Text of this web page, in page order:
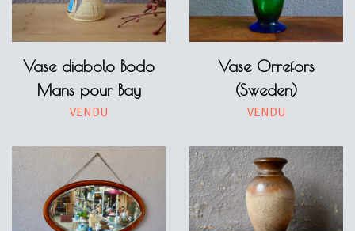
Vase diabolo Bodo
Mans pour Bay
VENDU
Vase Orrefors
(Sweden)
VENDU